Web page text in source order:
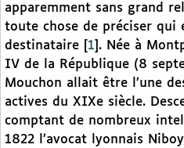
apparemment sans grand
toute chose de préciser qui
destinataire
1 . Née à
IV de la République (8
Mouchon allait être l’une
actives du XIXe siècle.
comptant de nombreux
1822 l’avocat lyonnais